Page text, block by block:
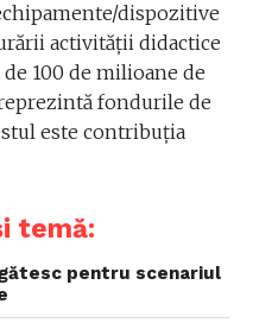
dispozitive
activității didactice
100 de milioane de
fondurile de
este contribuția
temă:
pentru scenariul